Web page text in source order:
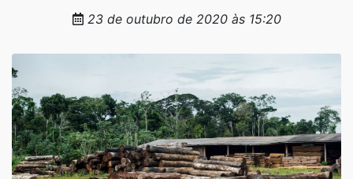
23 de outubro de 2020 às 15:20